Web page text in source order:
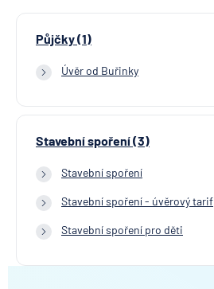
Půjčky (1)
Úvěr od Buřinky
Stavební spoření (3)
Stavební spoření
Stavební spoření - úvěrový tarif
Stavební spoření pro děti